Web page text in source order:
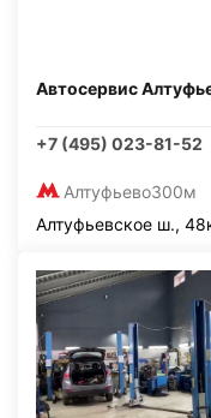
Автосервис
+7 (495) 023-81-52
Алтуфьево300м
Алтуфьевское ш.,